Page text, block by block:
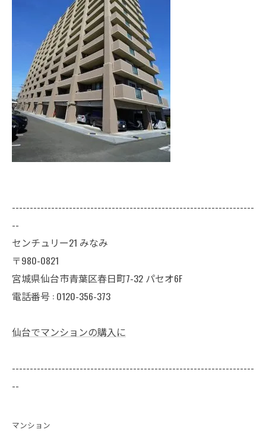
--------------------------------------------------------------------
--
センチュリー21 みなみ
〒980-0821
宮城県仙台市青葉区春日町7-32 パセオ6F
電話番号 : 0120-356-373
仙台でマンションの購入に
--------------------------------------------------------------------
--
マンション